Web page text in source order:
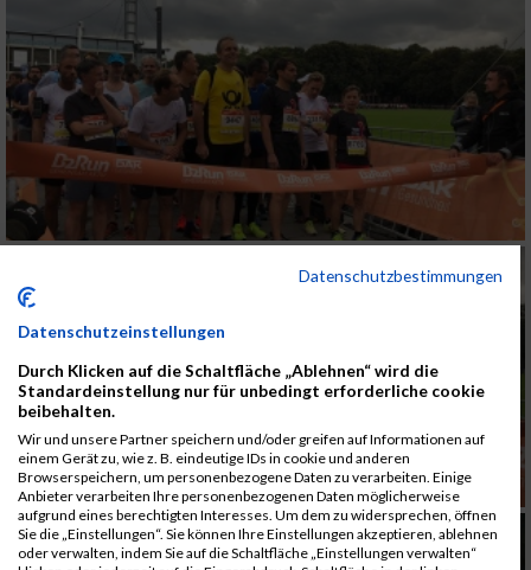
Datenschutzbestimmungen
Datenschutzeinstellungen
Durch Klicken auf die Schaltfläche „Ablehnen“ wird die
Standardeinstellung nur für unbedingt erforderliche cookie
beibehalten.
Wir und unsere Partner speichern und/oder greifen auf Informationen auf
einem Gerät zu, wie z. B. eindeutige IDs in cookie und anderen
Browserspeichern, um personenbezogene Daten zu verarbeiten. Einige
Anbieter verarbeiten Ihre personenbezogenen Daten möglicherweise
aufgrund eines berechtigten Interesses. Um dem zu widersprechen, öffnen
Sie die „Einstellungen“. Sie können Ihre Einstellungen akzeptieren, ablehnen
oder verwalten, indem Sie auf die Schaltfläche „Einstellungen verwalten“